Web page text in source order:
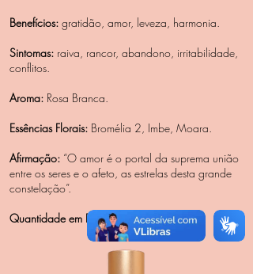
Benefícios: gratidão, amor, leveza, harmonia.
Sintomas: raiva, rancor, abandono, irritabilidade,
conflitos.
Aroma: Rosa Branca.
Essências Florais: Bromélia 2, Imbe, Moara.
Afirmação: “O amor é o portal da suprema união
entre os seres e o afeto, as estrelas desta grande
constelação”.
Quantidade em Frasco: 30gr